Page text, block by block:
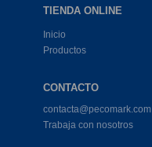
TIENDA ONLINE
Inicio
Productos
CONTACTO
contacta@pecomark.com
Trabaja con nosotros